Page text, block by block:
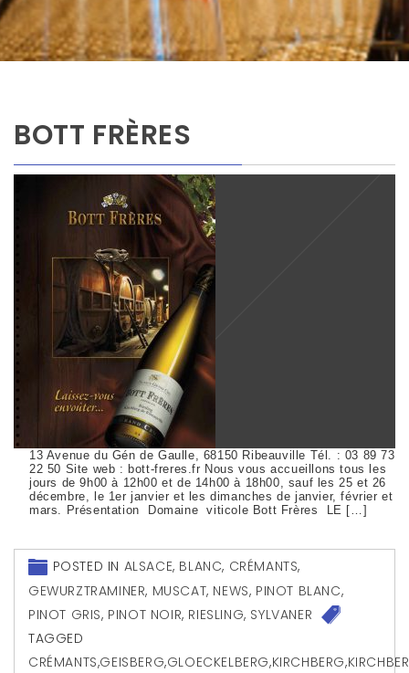
BOTT FRÈRES
13 Avenue du Gén de Gaulle, 68150 Ribeauville Tél. : 03 89 73
22 50 Site web : bott-freres.fr Nous vous accueillons tous les
jours de 9h00 à 12h00 et de 14h00 à 18h00, sauf les 25 et 26
décembre, le 1er janvier et les dimanches de janvier, février et
mars. Présentation Domaine viticole Bott Frères LE […]
POSTED IN ALSACE, BLANC, CRÉMANTS,
GEWURZTRAMINER, MUSCAT, NEWS, PINOT BLANC,
PINOT GRIS, PINOT NOIR, RIESLING, SYLVANER
TAGGED
CRÉMANTS,GEISBERG,GLOECKELBERG,KIRCHBERG,